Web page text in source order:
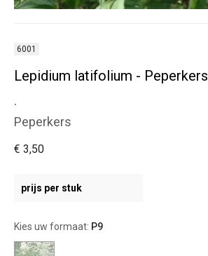
6001
Lepidium latifolium - Peperkers
.
Peperkers
€ 3,50
prijs per stuk
Kies uw formaat: P9